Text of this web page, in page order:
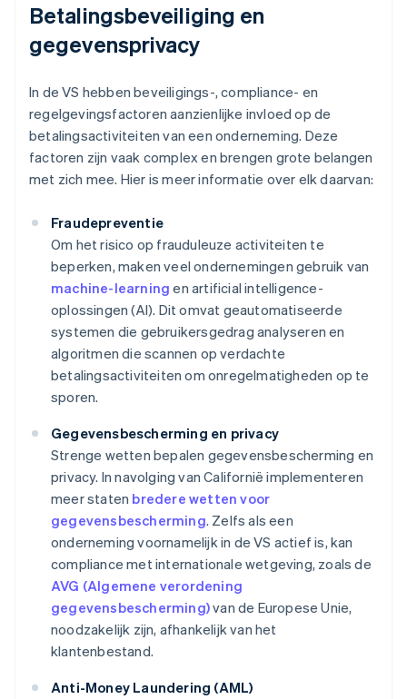
Betalingsbeveiliging en
gegevensprivacy
In de VS hebben beveiligings-, compliance- en
regelgevingsfactoren aanzienlijke invloed op de
betalingsactiviteiten van een onderneming. Deze
factoren zijn vaak complex en brengen grote belangen
met zich mee. Hier is meer informatie over elk daarvan:
Fraudepreventie
Om het risico op frauduleuze activiteiten te
beperken, maken veel ondernemingen gebruik van
machine-learning en artificial intelligence-
oplossingen (AI). Dit omvat geautomatiseerde
systemen die gebruikersgedrag analyseren en
algoritmen die scannen op verdachte
betalingsactiviteiten om onregelmatigheden op te
sporen.
Gegevensbescherming en privacy
Strenge wetten bepalen gegevensbescherming en
privacy. In navolging van Californië implementeren
meer staten bredere wetten voor
gegevensbescherming. Zelfs als een
onderneming voornamelijk in de VS actief is, kan
compliance met internationale wetgeving, zoals de
AVG (Algemene verordening
gegevensbescherming)van de Europese Unie,
noodzakelijk zijn, afhankelijk van het
klantenbestand.
Anti-Money Laundering (AML)